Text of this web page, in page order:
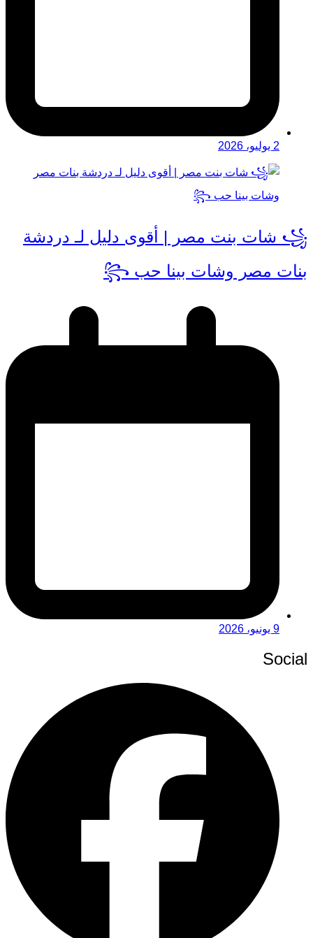
2 يوليو، 2026
꧁ شات بنت مصر | أقوى دليل لـ دردشة
بنات مصر وشات بينا حب ꧂
9 يونيو، 2026
Social